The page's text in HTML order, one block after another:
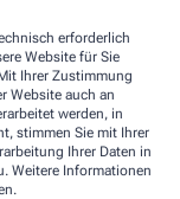
erforderlich
Website für Sie
Ihrer Zustimmung
Website auch an
werden, in
stimmen Sie mit Ihrer
Ihrer Daten in
Weitere Informationen
dass man sich
zu greifen.
fördern den
und
mit Familie und
zu tanken und